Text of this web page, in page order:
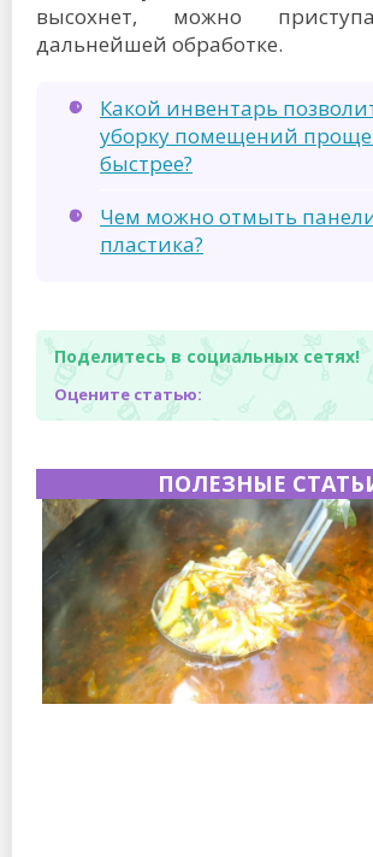
высохнет, можно
дальнейшей обработке.
Какой инвентарь
уборку помещений
быстрее?
Чем можно отмыть
пластика?
Поделитесь в социальных сетях!
Оцените статью:
ПОЛЕЗНЫЕ